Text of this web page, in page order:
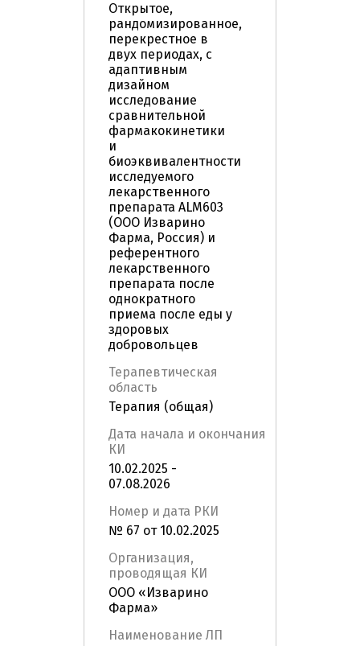
Открытое,
рандомизированное,
перекрестное в
двух периодах, с
адаптивным
дизайном
исследование
сравнительной
фармакокинетики
и
биоэквивалентности
исследуемого
лекарственного
препарата ALM603
(ООО Изварино
Фарма, Россия) и
референтного
лекарственного
препарата после
однократного
приема после еды у
здоровых
добровольцев
Терапевтическая
область
Терапия (общая)
Дата начала и окончания
КИ
10.02.2025 -
07.08.2026
Номер и дата РКИ
№ 67 от 10.02.2025
Организация,
проводящая КИ
ООО «Изварино
Фарма»
Наименование ЛП